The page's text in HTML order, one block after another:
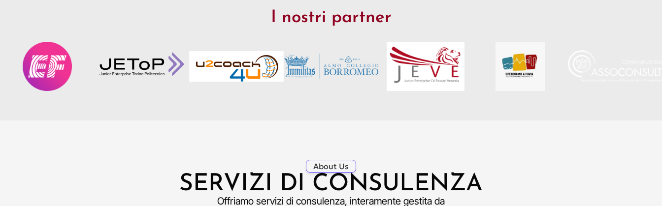
I nostri partner
About Us
SERVIZI DI CONSULENZA
Offriamo servizi di consulenza, interamente gestita da